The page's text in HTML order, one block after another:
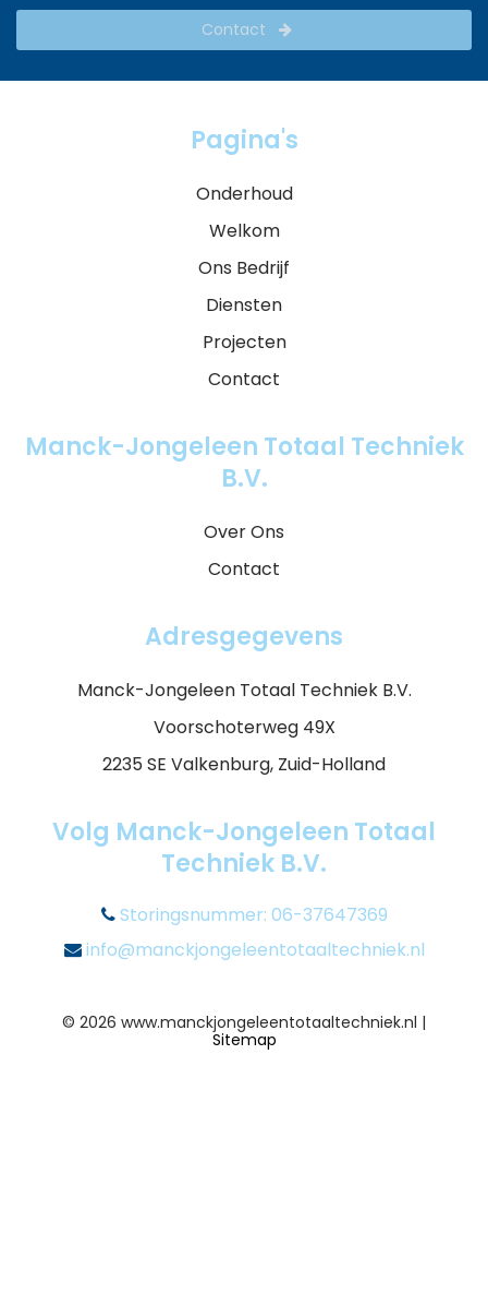
Contact
Pagina's
Onderhoud
Welkom
Ons Bedrijf
Diensten
Projecten
Contact
Manck-Jongeleen Totaal Techniek
B.V.
Over Ons
Contact
Adresgegevens
Manck-Jongeleen Totaal Techniek B.V.
Voorschoterweg 49X
2235 SE Valkenburg, Zuid-Holland
Volg Manck-Jongeleen Totaal
Techniek B.V.
Storingsnummer: 06-37647369
info@manckjongeleentotaaltechniek.nl
© 2026 www.manckjongeleentotaaltechniek.nl |
Sitemap